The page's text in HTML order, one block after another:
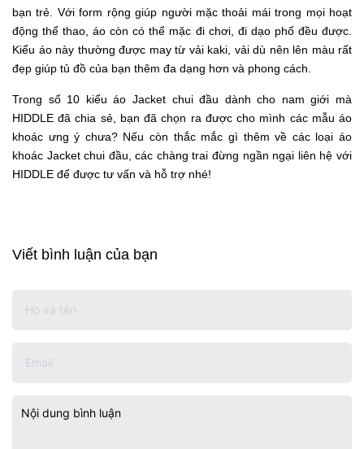
bạn trẻ. Với form rộng giúp người mặc thoải mái trong mọi hoạt
động thể thao, áo còn có thể mặc đi chơi, đi dạo phố đều được.
Kiểu áo này thường được may từ vải kaki, vải dù nên lên màu rất
đẹp giúp tủ đồ của bạn thêm đa dạng hơn và phong cách.
Trong số 10 kiểu áo Jacket chui đầu dành cho nam giới mà
HIDDLE đã chia sẻ, bạn đã chọn ra được cho mình các mẫu áo
khoác ưng ý chưa? Nếu còn thắc mắc gì thêm về các loại áo
khoác Jacket chui đầu, các chàng trai đừng ngần ngại liên hệ với
HIDDLE để được tư vấn và hỗ trợ nhé!
Viết bình luận của bạn